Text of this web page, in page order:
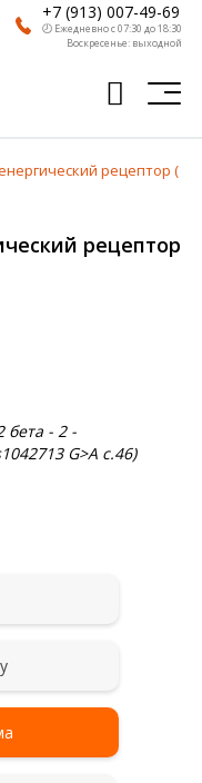
+7 (913) 007-49-69
🕗 Ежедневно с 07:30 до 18:30
Воскресенье: выходной
рецептор (
рецептор
бета - 2 -
G>A c.46)